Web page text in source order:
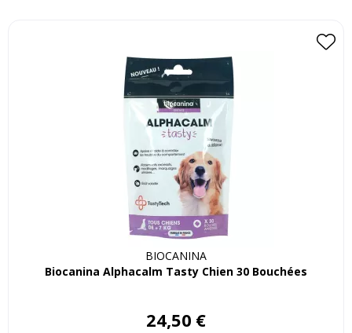
BIOCANINA
Biocanina Alphacalm Tasty Chien 30 Bouchées
24,50 €